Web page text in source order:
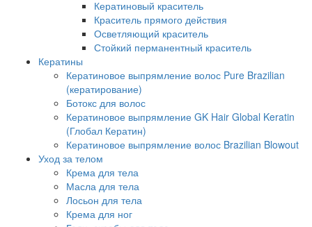
Кератиновый краситель
Краситель прямого действия
Осветляющий краситель
Стойкий перманентный краситель
Кератины
Кератиновое выпрямление волос Pure Brazilian
(кератирование)
Ботокс для волос
Кератиновое выпрямление GK Hair Global Keratin
(Глобал Кератин)
Кератиновое выпрямление волос Brazilian Blowout
Уход за телом
Крема для тела
Масла для тела
Лосьон для тела
Крема для ног